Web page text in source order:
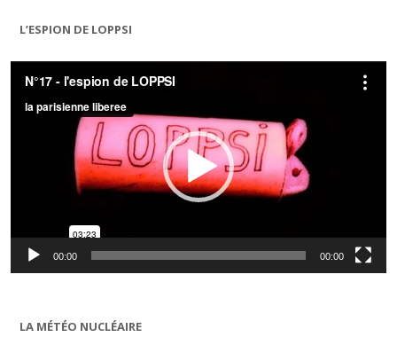
L’ESPION DE LOPPSI
Lecteur
vidéo
00:00 00:00
LA MÉTÉO NUCLÉAIRE